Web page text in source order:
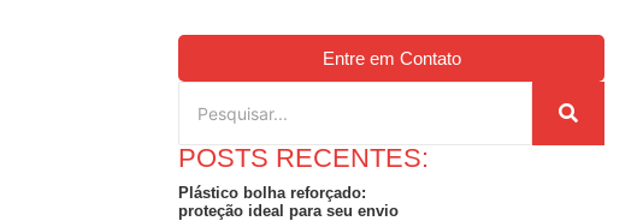
Entre em Contato
POSTS RECENTES:
Plástico bolha reforçado:
proteção ideal para seu envio